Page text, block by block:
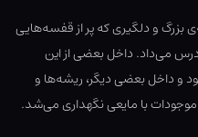
و دلگیری که پر از قفسه‌هایی
می‌داد. داخل بعضی از این
و داخل بعضی دیگر، ریشه‌ها و
موجودات با مایعی نگهداری می‌شد.